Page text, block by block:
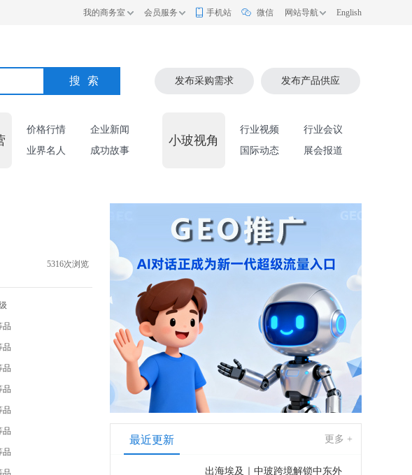
我的商务室 会员服务 手机站 微信 网站导航 English
搜索 发布采购需求 发布产品供应
价格行情
企业新闻
业界名人
成功故事
小玻视角
行业视频
行业会议
国际动态
展会报道
最近更新 更多 +
出海埃及｜中玻跨境解锁中东外
5316次浏览
品
品
品
品
品
品
品
品